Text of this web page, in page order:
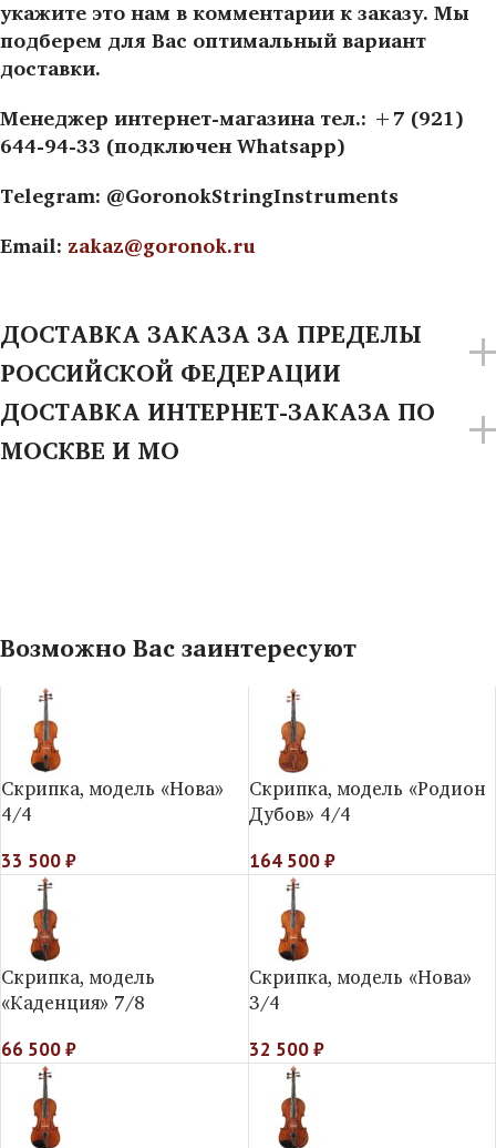
укажите это нам в комментарии к заказу. Мы
подберем для Вас оптимальный вариант
доставки.
Менеджер интернет-магазина тел.: +7 (921)
644-94-33 (подключен Whatsapp)
Telegram: @GoronokStringInstruments
Email: zakaz@goronok.ru
ДОСТАВКА ЗАКАЗА ЗА ПРЕДЕЛЫ
РОССИЙСКОЙ ФЕДЕРАЦИИ
ДОСТАВКА ИНТЕРНЕТ-ЗАКАЗА ПО
МОСКВЕ И МО
Возможно Вас заинтересуют
Скрипка, модель «Нова»
4/4
33 500₽
Скрипка, модель «Родион
Дубов» 4/4
164 500₽
Скрипка, модель
«Каденция» 7/8
66 500₽
Скрипка, модель «Нова»
3/4
32 500₽